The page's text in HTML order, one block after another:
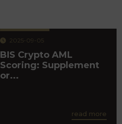
2025-09-05
BIS Crypto AML
Scoring: Supplement
or...
read more